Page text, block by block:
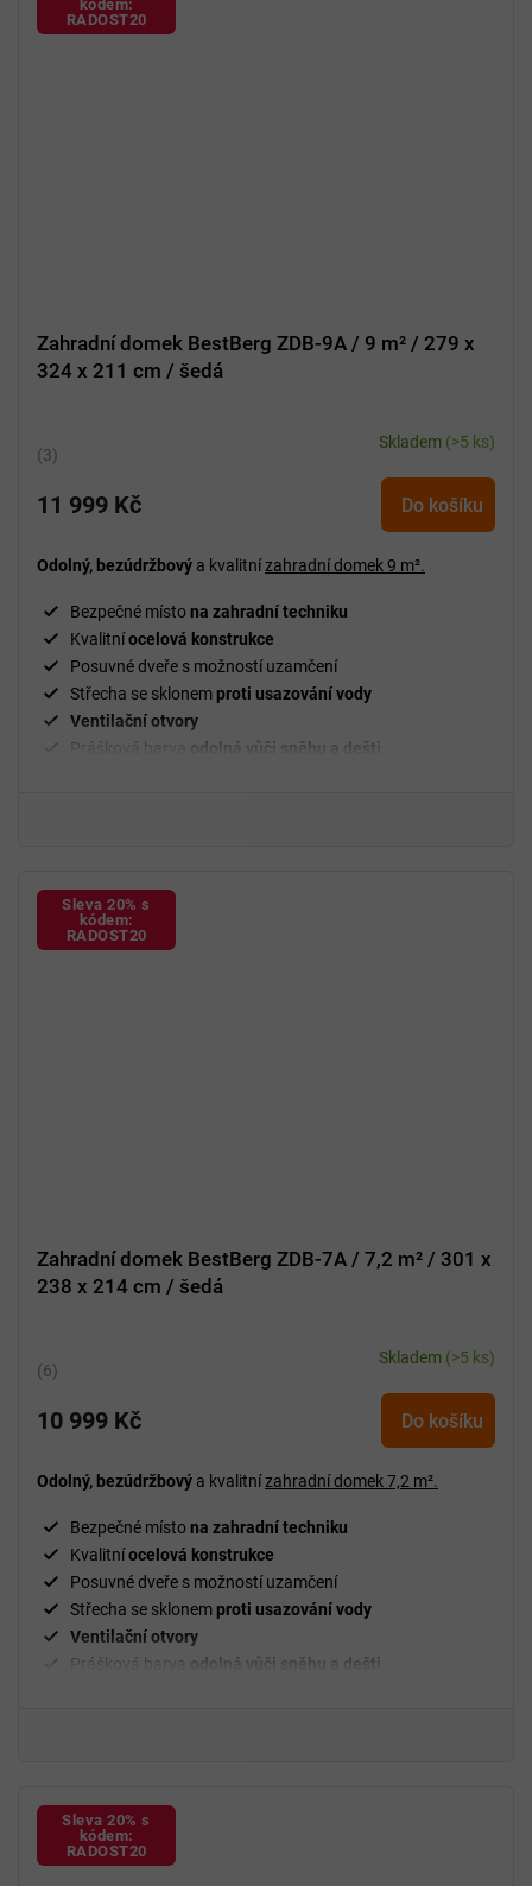
kódem:
RADOST20
Zahradní domek BestBerg ZDB-9A / 9 m² / 279 x
324 x 211 cm / šedá
Průměrné
produktu
5,0
5
hvězdiček.
Skladem (>5 ks)
11 999 Kč Do košíku
Odolný, bezúdržbový a kvalitnízahradní domek9 m².
Bezpečné místona zahradní techniku
Kvalitníocelová konstrukce
Posuvné dveře s možností uzamčení
Střecha se sklonem proti usazování vody
Ventilačníotvory
Prášková barva
odolná vůči sněhu a dešti
Sleva 20% s
kódem:
RADOST20
Zahradní domek BestBerg ZDB-7A / 7,2 m² / 301 x
238 x 214 cm / šedá
Průměrné
produktu
5,0
5
hvězdiček.
Skladem (>5 ks)
10 999 Kč Do košíku
Odolný, bezúdržbový a kvalitnízahradní domek7,2 m².
Bezpečné místona zahradní techniku
Kvalitníocelová konstrukce
Posuvné dveře s možností uzamčení
Střecha se sklonem proti usazování vody
Ventilačníotvory
Prášková barva
odolná vůči sněhu a dešti
Sleva 20% s
kódem:
RADOST20